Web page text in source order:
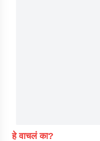
हे वाचलं का?